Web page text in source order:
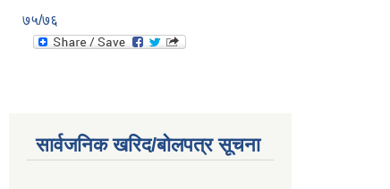
७५/७६
सार्वजनिक खरिद/बोलपत्र सूचना